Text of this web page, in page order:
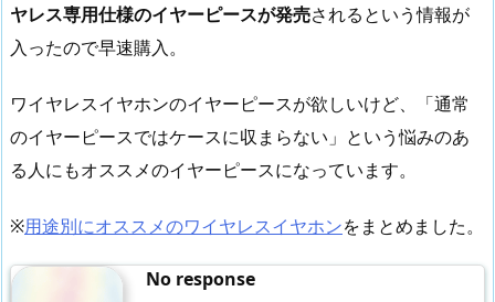
ヤレス専用仕様のイヤーピースが発売されるという情報が
入ったので早速購入。
ワイヤレスイヤホンのイヤーピースが欲しいけど、「通常
のイヤーピースではケースに収まらない」という悩みのあ
る人にもオススメのイヤーピースになっています。
※用途別にオススメのワイヤレスイヤホンをまとめました。
No response